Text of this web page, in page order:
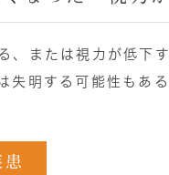
、または視力が低下
失明する可能性もあ